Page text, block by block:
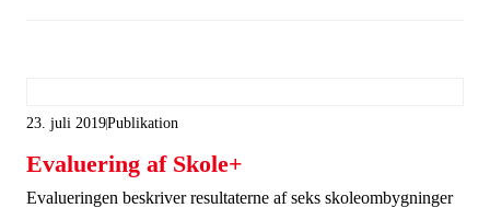
23. juli 2019Publikation
Evaluering af Skole+
Evalueringen beskriver resultaterne af seks skoleombygninger